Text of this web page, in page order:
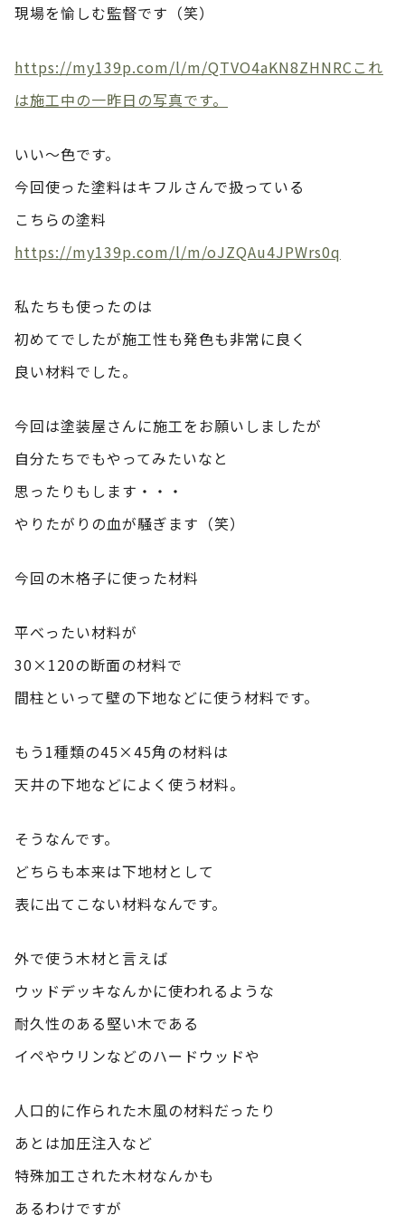
現場を愉しむ監督です（笑）
https://my139p.com/l/m/QTVO4aKN8ZHNRCこれ
は施工中の一昨日の写真です。
いい～色です。
今回使った塗料はキフルさんで扱っている
こちらの塗料
https://my139p.com/l/m/oJZQAu4JPWrs0q
私たちも使ったのは
初めてでしたが施工性も発色も非常に良く
良い材料でした。
今回は塗装屋さんに施工をお願いしましたが
自分たちでもやってみたいなと
思ったりもします・・・
やりたがりの血が騒ぎます（笑）
今回の木格子に使った材料
平べったい材料が
30×120の断面の材料で
間柱といって壁の下地などに使う材料です。
もう1種類の45×45角の材料は
天井の下地などによく使う材料。
そうなんです。
どちらも本来は下地材として
表に出てこない材料なんです。
外で使う木材と言えば
ウッドデッキなんかに使われるような
耐久性のある堅い木である
イペやウリンなどのハードウッドや
人口的に作られた木風の材料だったり
あとは加圧注入など
特殊加工された木材なんかも
あるわけですが